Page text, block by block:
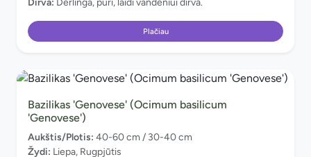
Plačiau
Bazilikas 'Genovese' (Ocimum basilicum
'Genovese')
Aukštis/Plotis: 40-60 cm / 30-40 cm
Žydi: Liepa, Rugpjūtis